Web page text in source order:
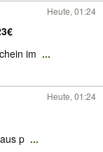
Heute, 01:24
im ...
Heute, 01:24
p ...